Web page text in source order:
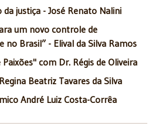
justiça - José Renato Nalini
um novo controle de
no Brasil” - Elival da Silva Ramos
com Dr. Régis de Oliveira
Beatriz Tavares da Silva
André Luiz Costa-Corrêa